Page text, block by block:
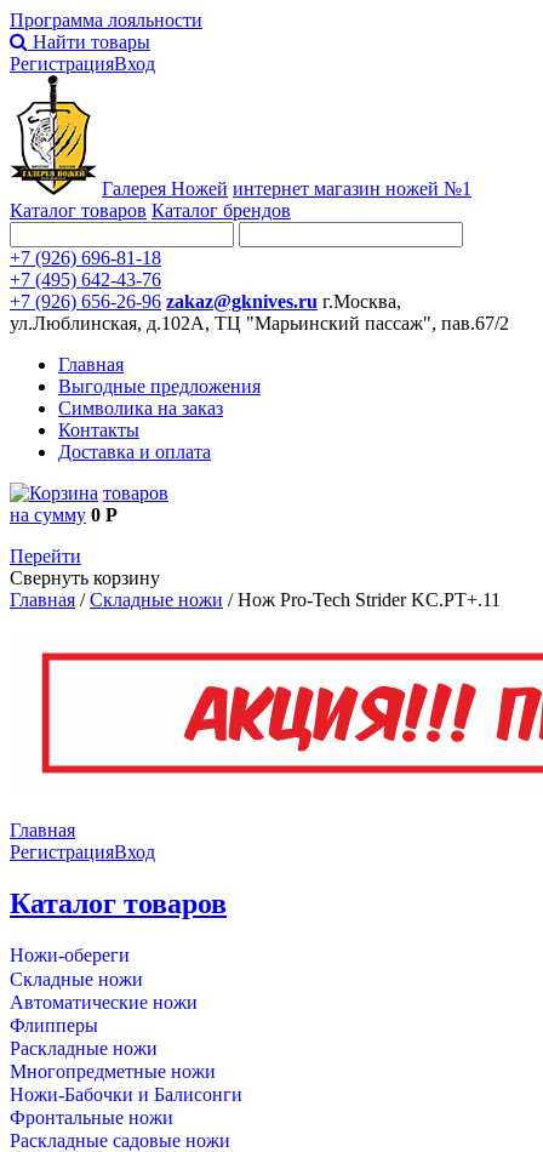
Программа лояльности
Найти товары
РегистрацияВход
Галерея Ножей интернет магазин ножей №1
Каталог товаров Каталог брендов
+7 (926) 696-81-18
+7 (495) 642-43-76
+7 (926) 656-26-96 zakaz@gknives.ru г.Москва,
ул.Люблинская, д.102А, ТЦ "Марьинский пассаж", пав.67/2
Главная
Выгодные предложения
Символика на заказ
Контакты
Доставка и оплата
товаров
на сумму 0 Р
Перейти
Свернуть корзину
Главная /Складные ножи /Нож Pro-Tech Strider KC.PT+.11
Главная
РегистрацияВход
Каталог товаров
Ножи-обереги
Складные ножи
Автоматические ножи
Флипперы
Раскладные ножи
Многопредметные ножи
Ножи-Бабочки и Балисонги
Фронтальные ножи
Раскладные садовые ножи